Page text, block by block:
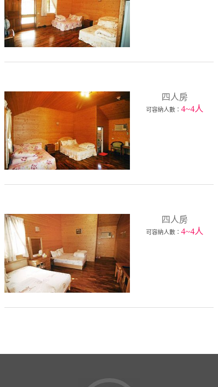
四人房
可容納人數：4~4人
四人房
可容納人數：4~4人